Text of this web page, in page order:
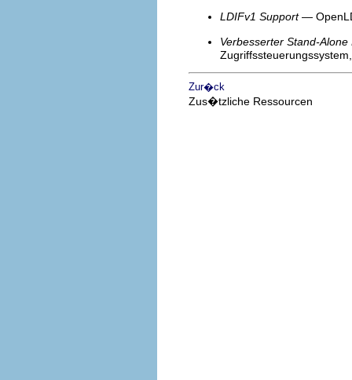
LDIFv1 Support—
Verbesserter Stand-Alone
Zur�ck
Zus�tzliche Ressourcen